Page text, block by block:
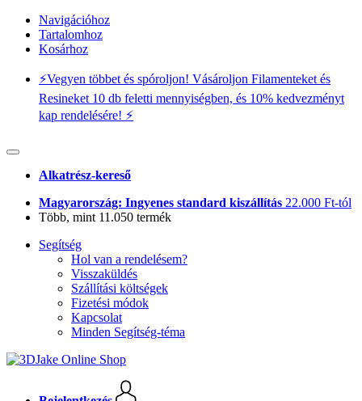
Navigációhoz
Tartalomhoz
Kosárhoz
⚡️Vegyen többet és spóroljon! Vásároljon Filamenteket és
Resineket 10 db feletti mennyiségben, és 10% kedvezményt
kap rendelésére! ⚡️
Alkatrész-kereső
Magyarország: Ingyenes standard kiszállítás 22.000 Ft-tól
Több, mint 11.050 termék
Segítség
Hol van a rendelésem?
Visszaküldés
Szállítási költségek
Fizetési módok
Kapcsolat
Minden Segítség-téma